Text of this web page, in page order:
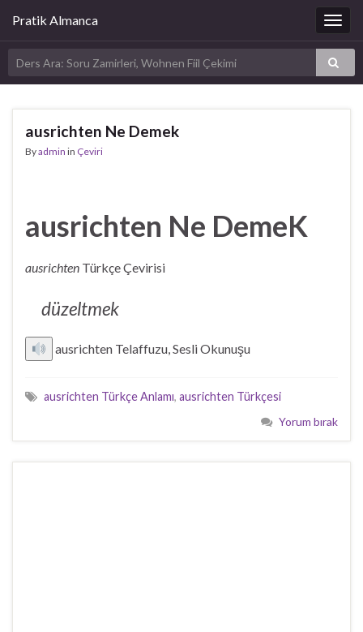
Pratik Almanca
ausrichten Ne Demek
Byadmin in Çeviri
ausrichten Ne DemeK
ausrichten Türkçe Çevirisi
düzeltmek
ausrichten Telaffuzu, Sesli Okunuşu
ausrichten Türkçe Anlamı, ausrichten Türkçesi
Yorum bırak